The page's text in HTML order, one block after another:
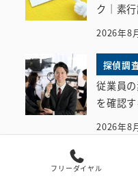
ク｜素
2026年8
探偵調
従業員
を確認
2026年8
フリーダイヤル